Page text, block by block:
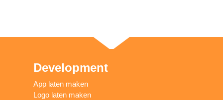
Development
App laten maken
Logo laten maken